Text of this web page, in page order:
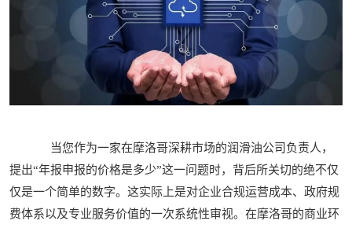
当您作为一家在摩洛哥深耕市场的润滑油公司负责人，
提出“年报申报的价格是多少”这一问题时，背后所关切的绝不仅
仅是一个简单的数字。这实际上是对企业合规运营成本、政府规
费体系以及专业服务价值的一次系统性审视。在摩洛哥的商业环